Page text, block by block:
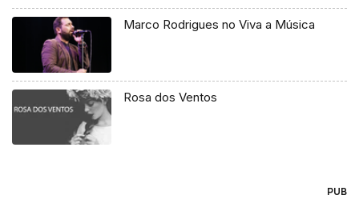
Marco Rodrigues no Viva a Música
Rosa dos Ventos
PUB